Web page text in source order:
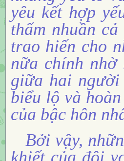
yêu kết hợp
thấm nhuần
trao hiến cho
nữa chính nhờ
giữa hai
biểu lộ và
của bậc hôn
Bởi vậy,
khiết của đôi